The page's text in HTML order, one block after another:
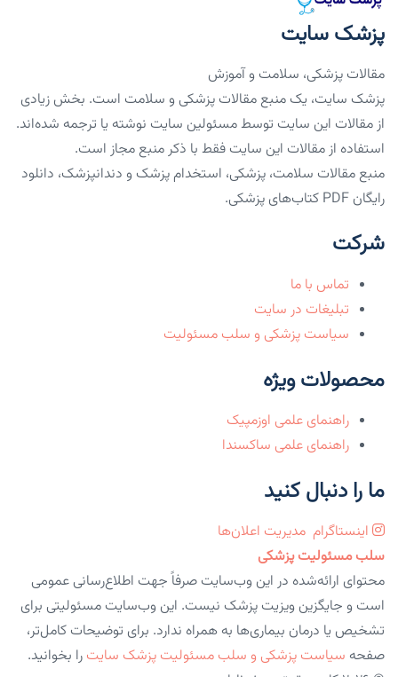
پزشک سایت
مقالات پزشکی، سلامت و آموزش
پزشک سایت، یک منبع مقالات پزشکی و سلامت است. بخش زیادی
از مقالات این سایت توسط مسئولین سایت نوشته یا ترجمه شده‌اند.
استفاده از مقالات این سایت فقط با ذکر منبع مجاز است.
منبع مقالات سلامت، پزشکی، استخدام پزشک و دندانپزشک، دانلود
رایگان PDF کتاب‌های پزشکی.
شرکت
تماس با ما
تبلیغات در سایت
سیاست پزشکی و سلب مسئولیت
محصولات ویژه
راهنمای علمی اوزمپیک
راهنمای علمی ساکسندا
ما را دنبال کنید
اینستاگرام مدیریت اعلان‌ها
سلب مسئولیت پزشکی
محتوای ارائه‌شده در این وب‌سایت صرفاً جهت اطلاع‌رسانی عمومی
است و جایگزین ویزیت پزشک نیست. این وب‌سایت مسئولیتی برای
تشخیص یا درمان بیماری‌ها به همراه ندارد. برای توضیحات کامل‌تر،
صفحه سیاست پزشکی و سلب مسئولیت پزشک سایت را بخوانید.